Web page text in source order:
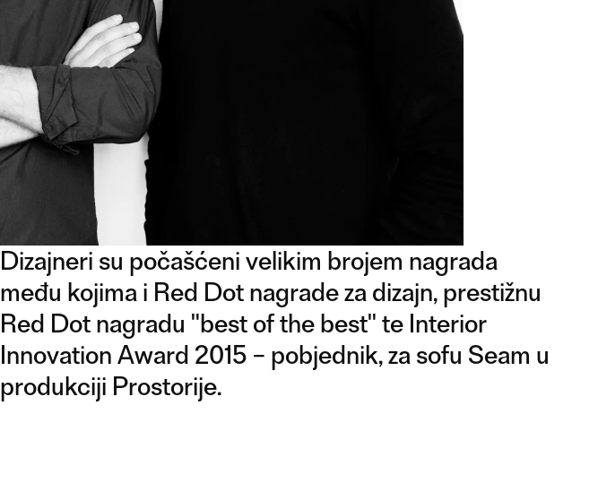
Dizajneri su počašćeni velikim brojem nagrada
među kojima i Red Dot nagrade za dizajn, prestižnu
Red Dot nagradu "best of the best" te Interior
Innovation Award 2015 – pobjednik, za sofu Seam u
produkciji Prostorije.